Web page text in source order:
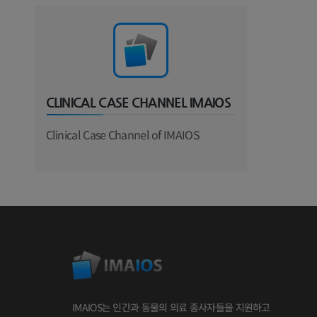
CLINICAL CASE CHANNEL IMAIOS
Clinical Case Channel of IMAIOS
IMAIOS는 인간과 동물의 의료 종사자들을 지원하고